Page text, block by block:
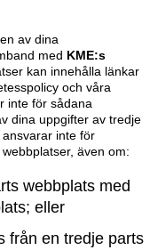
av dina
med KME:s
kan innehålla länkar
och våra
inte för sådana
dina uppgifter av tredje
inte för
även om:
webbplats med
eller
från en tredje parts